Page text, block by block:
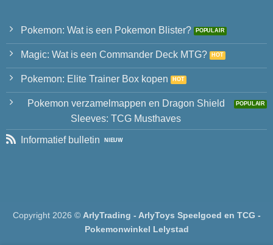
Pokemon: Wat is een Pokemon Blister?
Magic: Wat is een Commander Deck MTG?
Pokemon: Elite Trainer Box kopen
Pokemon verzamelmappen en Dragon Shield
Sleeves: TCG Musthaves
Informatief bulletin
Copyright 2026 © ArlyTrading - ArlyToys Speelgoed en TCG -
Pokemonwinkel Lelystad